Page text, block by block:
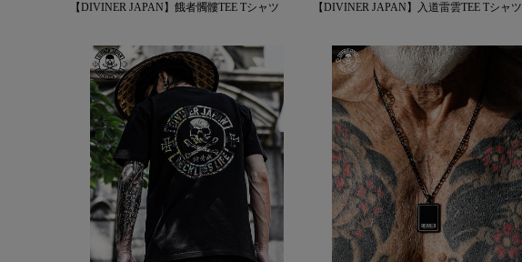
【DIVINER JAPAN】餓者髑髏TEE Tシャツ 【DIVINER JAPAN】入道雷雲TEE Tシャツ